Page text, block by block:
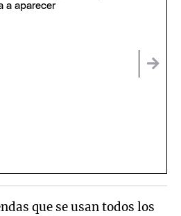
a aparecer
que se usan todos los